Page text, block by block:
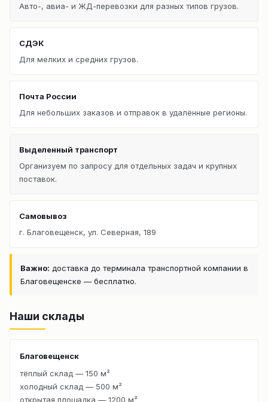
Авто-, авиа- и ЖД-перевозки для разных типов грузов.
СДЭК
Для мелких и средних грузов.
Почта России
Для небольших заказов и отправок в удалённые регионы.
Выделенный транспорт
Организуем по запросу для отдельных задач и крупных
поставок.
Самовывоз
г. Благовещенск, ул. Северная, 189
Важно: доставка до терминала транспортной компании в
Благовещенске — бесплатно.
Наши склады
Благовещенск
тёплый склад — 150 м²
холодный склад — 500 м²
открытая площадка — 1200 м²